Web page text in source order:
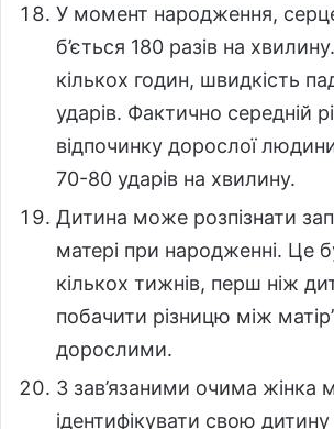
У момент народження,
б’ється 180 разів на
кількох годин, швидкість
ударів. Фактично середній
відпочинку дорослої
70-80 ударів на хвилину.
Дитина може розпізнати
матері при народженні. Це
кількох тижнів, перш ніж
побачити різницю між
дорослими.
З зав’язаними очима жінка
ідентифікувати свою дитину